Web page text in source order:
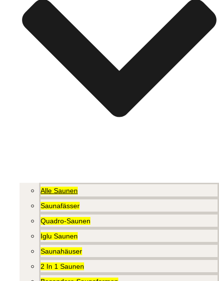
Alle Saunen
Saunafässer
Quadro-Saunen
Iglu Saunen
Saunahäuser
2 In 1 Saunen